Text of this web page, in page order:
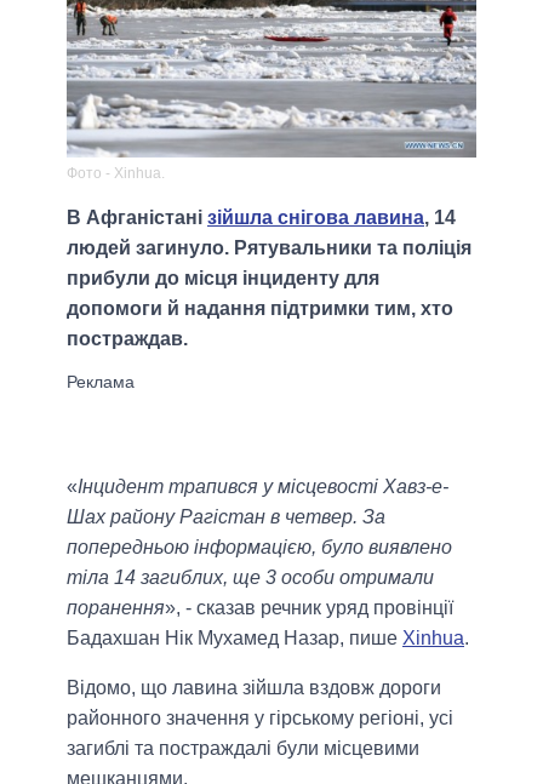
Фото - Xinhua.
В Афганістані зійшла снігова лавина, 14
людей загинуло. Рятувальники та поліція
прибули до місця інциденту для
допомоги й надання підтримки тим, хто
постраждав.
«Інцидент трапився у місцевості Хавз-е-
Шах району Рагістан в четвер. За
попередньою інформацією, було виявлено
тіла 14 загиблих, ще 3 особи отримали
поранення», - сказав речник уряд провінції
Бадахшан Нік Мухамед Назар, пише Xinhua.
Відомо, що лавина зійшла вздовж дороги
районного значення у гірському регіоні, усі
загиблі та постраждалі були місцевими
мешканцями.